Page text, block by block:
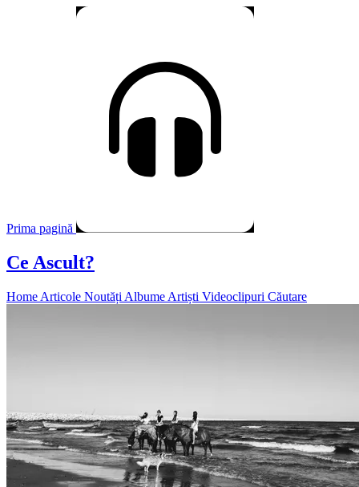
Prima pagină
Ce Ascult?
Home Articole Noutăți Albume Artiști Videoclipuri Căutare